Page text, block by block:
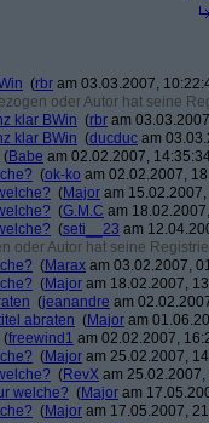
(rbr am 03.03.2007,
oder Autor hat seine
klar BWin (rbr am
klar BWin (ducduc am
(Babe am 02.02.2007,
(ok-ko am 02.02.2007,
(Major am
(G.M.C am
(seti__23 am
oder Autor hat seine
(Marax am 03.02.2007,
(Major am 18.02.2007,
(jeanandre am
abraten (Major am
(freewind1 am 02.02.2007,
(Major am 25.02.2007,
(RevX am 25.02.2007,
welche? (Major am
(Major am 17.05.2007,